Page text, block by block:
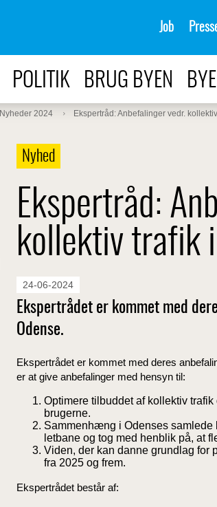
Job
POLITIK BRUG BYEN
Nyheder 2024 Ekspertråd: Anbefalinger vedr.
Nyhed
Ekspertråd:
kollektiv trafik
24-06-2024
Ekspertrådet er kommet med
Odense.
Ekspertrådet er kommet med deres
er at give anbefalinger med hensyn til:
Optimere tilbuddet af kollektiv
brugerne.
Sammenhæng i Odenses samlede
letbane og tog med henblik på, at
Viden, der kan danne grundlag for
fra 2025 og frem.
Ekspertrådet består af: